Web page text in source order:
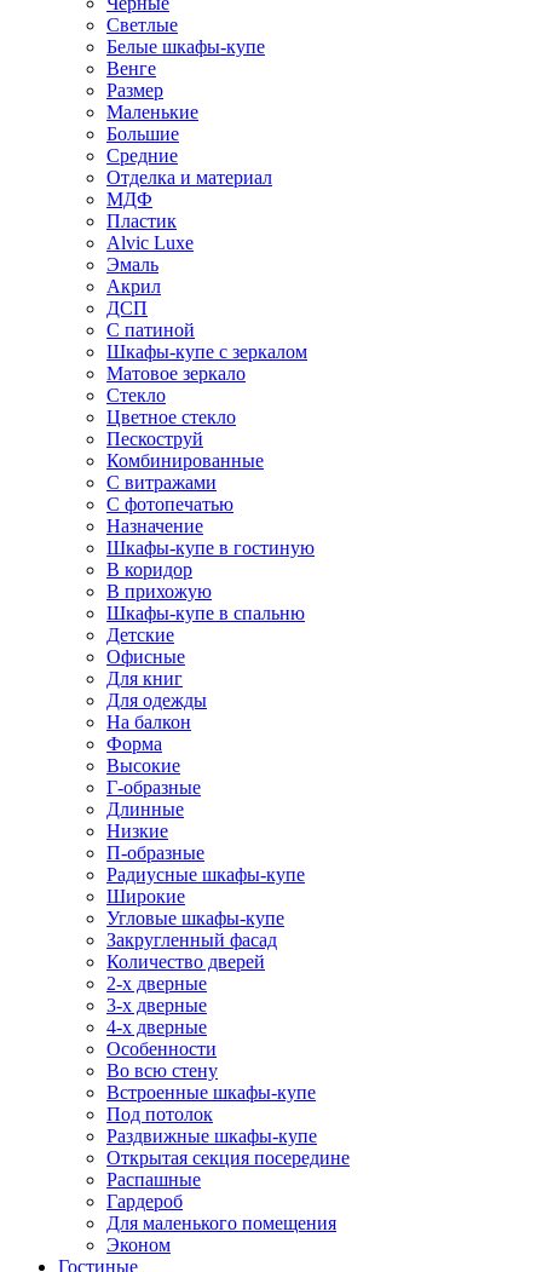
Светлые
Белые шкафы-купе
Венге
Размер
Маленькие
Большие
Средние
Отделка и материал
МДФ
Пластик
Alvic Luxe
Эмаль
Акрил
ДСП
С патиной
Шкафы-купе с зеркалом
Матовое зеркало
Стекло
Цветное стекло
Пескоструй
Комбинированные
С витражами
С фотопечатью
Назначение
Шкафы-купе в гостиную
В коридор
В прихожую
Шкафы-купе в спальню
Детские
Офисные
Для книг
Для одежды
На балкон
Форма
Высокие
Г-образные
Длинные
Низкие
П-образные
Радиусные шкафы-купе
Широкие
Угловые шкафы-купе
Закругленный фасад
Количество дверей
2-х дверные
3-х дверные
4-х дверные
Особенности
Во всю стену
Встроенные шкафы-купе
Под потолок
Раздвижные шкафы-купе
Открытая секция посередине
Распашные
Гардероб
Для маленького помещения
Эконом
Гостиные